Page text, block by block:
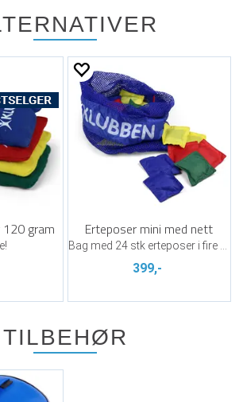
gram Erteposer mini med nett
399,-
TILBEHØR